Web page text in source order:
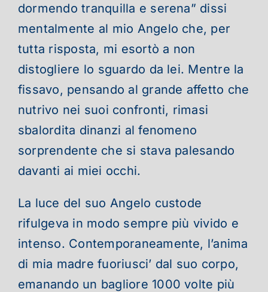
dormendo tranquilla e serena” dissi
mentalmente al mio Angelo che, per
tutta risposta, mi esortò a non
distogliere lo sguardo da lei. Mentre la
fissavo, pensando al grande affetto che
nutrivo nei suoi confronti, rimasi
sbalordita dinanzi al fenomeno
sorprendente che si stava palesando
davanti ai miei occhi.
La luce del suo Angelo custode
rifulgeva in modo sempre più vivido e
intenso. Contemporaneamente, l’anima
di mia madre fuoriusci’ dal suo corpo,
emanando un bagliore 1000 volte più